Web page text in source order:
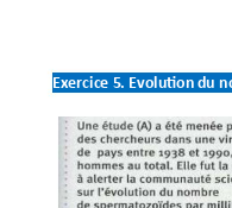
Exercice 5. Evolution du